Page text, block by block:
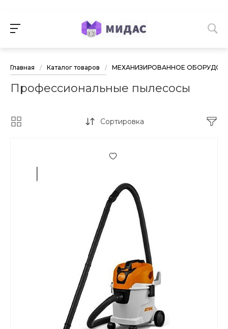
Главная / Каталог товаров / МЕХАНИЗИРОВАННОЕ
Профессиональные пылесосы
Сортировка